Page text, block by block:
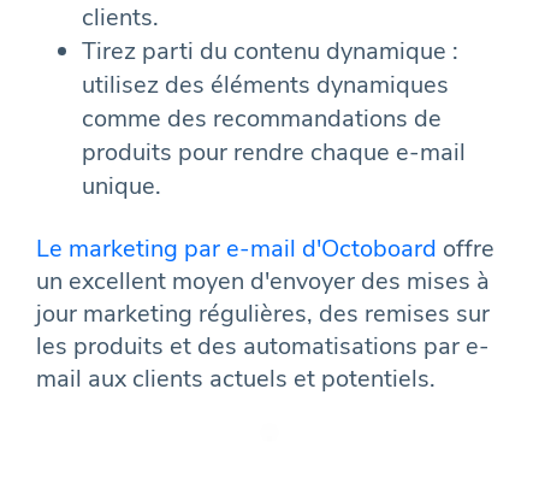
clients.
Tirez parti du contenu dynamique :
utilisez des éléments dynamiques
comme des recommandations de
produits pour rendre chaque e-mail
unique.
Le marketing par e-mail d'Octoboard offre
un excellent moyen d'envoyer des mises à
jour marketing régulières, des remises sur
les produits et des automatisations par e-
mail aux clients actuels et potentiels.